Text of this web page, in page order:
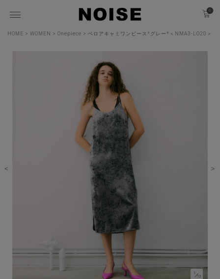
0
HOME WOMEN Onepiece ベロアキャミワンピース*グレー*＜NMA3-LO20＞
1／12